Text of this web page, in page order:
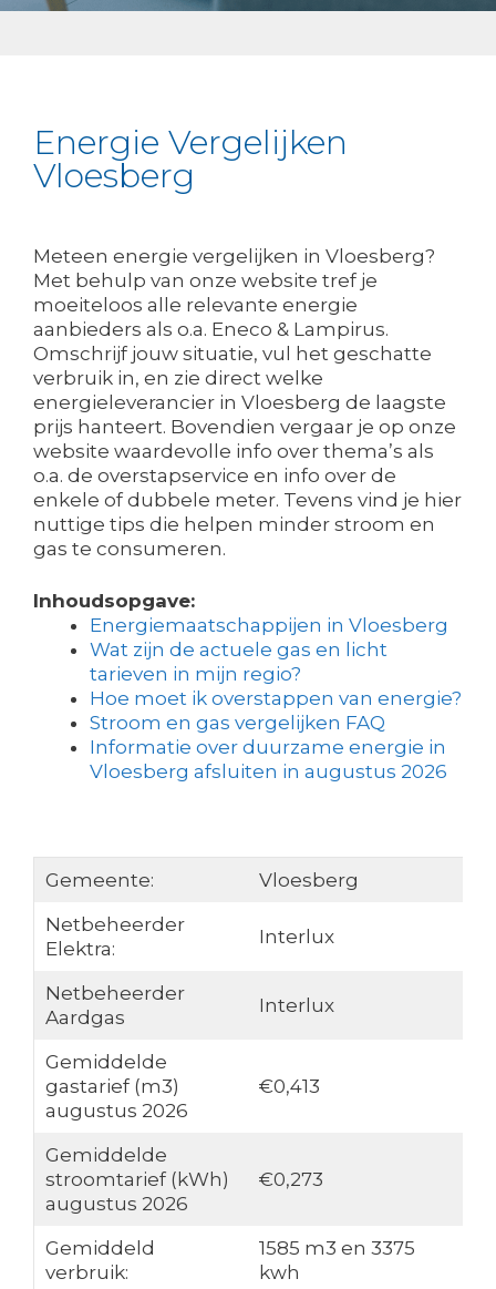
Energie Vergelijken
Vloesberg
Meteen energie vergelijken in Vloesberg?
Met behulp van onze website tref je
moeiteloos alle relevante energie
aanbieders als o.a. Eneco & Lampirus.
Omschrijf jouw situatie, vul het geschatte
verbruik in, en zie direct welke
energieleverancier in Vloesberg de laagste
prijs hanteert. Bovendien vergaar je op onze
website waardevolle info over thema’s als
o.a. de overstapservice en info over de
enkele of dubbele meter. Tevens vind je hier
nuttige tips die helpen minder stroom en
gas te consumeren.
Inhoudsopgave:
Energiemaatschappijen in Vloesberg
Wat zijn de actuele gas en licht
tarieven in mijn regio?
Hoe moet ik overstappen van energie?
Stroom en gas vergelijken FAQ
Informatie over duurzame energie in
Vloesberg afsluiten in augustus 2026
Gemeente:
Vloesberg
Netbeheerder
Elektra:
Interlux
Netbeheerder
Aardgas
Interlux
Gemiddelde
gastarief (m3)
augustus 2026
€0,413
Gemiddelde
stroomtarief (kWh)
augustus 2026
€0,273
Gemiddeld
verbruik:
1585 m3 en 3375
kwh